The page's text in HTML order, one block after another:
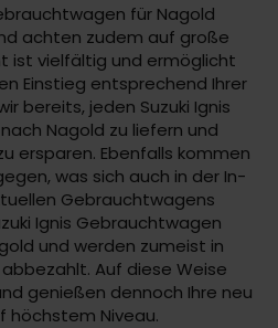
für Nagold
achten zudem auf große
ist vielfältig und ermöglicht
Einstieg entsprechend Ihrer
bereits, jeden Suzuki Ignis
Nagold zu liefern und
ersparen. Ebenfalls kommen
was sich auch in der In-
Gebrauchtwagens
Ignis Gebrauchtwagen
und werden zumeist in
Auf diese Weise
genießen dennoch Ihre neu
höchstem Niveau.